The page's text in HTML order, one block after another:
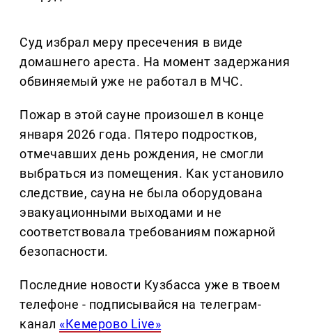
Суд избрал меру пресечения в виде
домашнего ареста. На момент задержания
обвиняемый уже не работал в МЧС.
Пожар в этой сауне произошел в конце
января 2026 года. Пятеро подростков,
отмечавших день рождения, не смогли
выбраться из помещения. Как установило
следствие, сауна не была оборудована
эвакуационными выходами и не
соответствовала требованиям пожарной
безопасности.
Последние новости Кузбасса уже в твоем
телефоне - подписывайся на телеграм-
канал «Кемерово Live»